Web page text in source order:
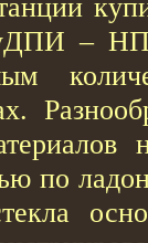
уДПИ
по